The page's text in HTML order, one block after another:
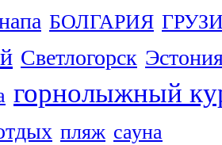
БОЛГАРИЯ
Светлогорск
горнолыжный
пляж сауна